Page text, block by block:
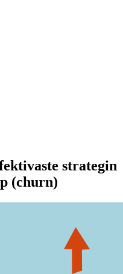
strategin
(churn)